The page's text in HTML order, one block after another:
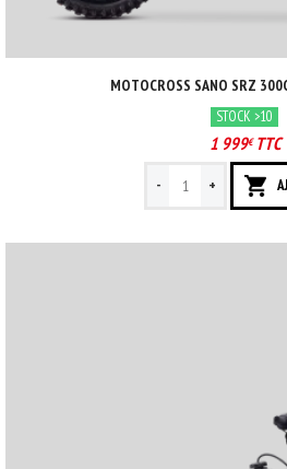
MOTOCROSS SANO SRZ
STOCK >10
1 999€TTC
- +